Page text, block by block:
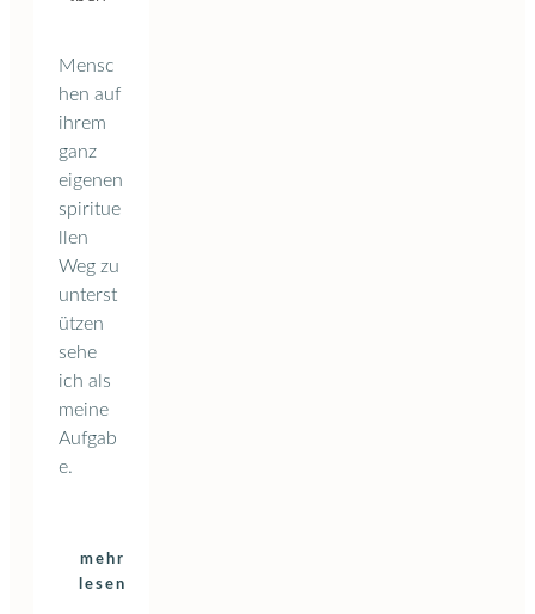
Mensc
hen auf
ihrem
ganz
eigenen
spiritue
llen
Weg zu
unterst
ützen
sehe
ich als
meine
Aufgab
e.
mehr
lesen